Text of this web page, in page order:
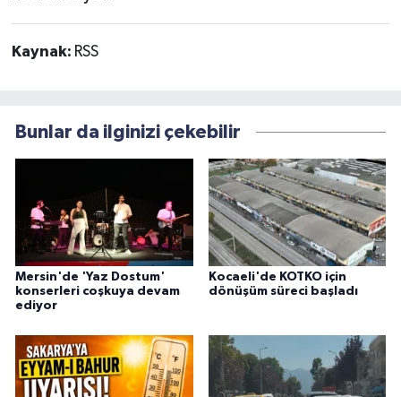
Kaynak: RSS
Bunlar da ilginizi çekebilir
Mersin'de 'Yaz Dostum'
konserleri coşkuya devam
ediyor
Kocaeli'de KOTKO için
dönüşüm süreci başladı